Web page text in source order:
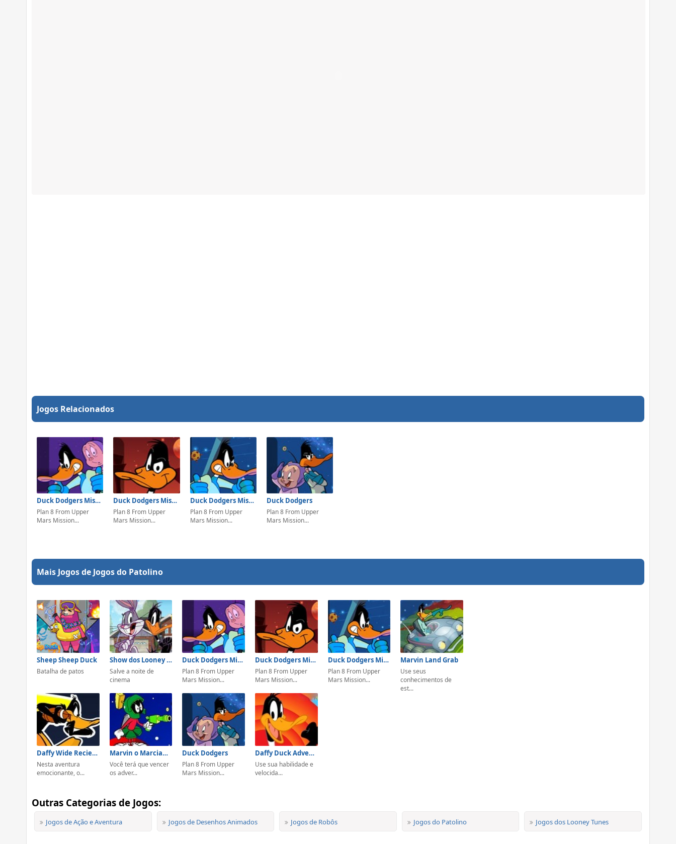
Jogos Relacionados
Duck Dodgers Mission 4
Plan 8 From Upper
Mars Mission...
Duck Dodgers Mission 3
Plan 8 From Upper
Mars Mission...
Duck Dodgers Mission 2
Plan 8 From Upper
Mars Mission...
Duck Dodgers
Plan 8 From Upper
Mars Mission...
Mais Jogos de Jogos do Patolino
Sheep Sheep Duck
Batalha de patos
Show dos Looney Tunes
Salve a noite de
cinema
Duck Dodgers Mission 4
Plan 8 From Upper
Mars Mission...
Duck Dodgers Mission 3
Plan 8 From Upper
Mars Mission...
Duck Dodgers Mission 2
Plan 8 From Upper
Mars Mission...
Marvin Land Grab
Use seus
conhecimentos de
est...
Daffy Wide Reciever
Nesta aventura
emocionante, o...
Marvin o Marciano Versus Terra
Você terá que vencer
os adver...
Duck Dodgers
Plan 8 From Upper
Mars Mission...
Daffy Duck Adventure
Use sua habilidade e
velocida...
Outras Categorias de Jogos:
Jogos de Ação e Aventura Jogos de Desenhos Animados Jogos de Robôs Jogos do Patolino Jogos dos Looney Tunes